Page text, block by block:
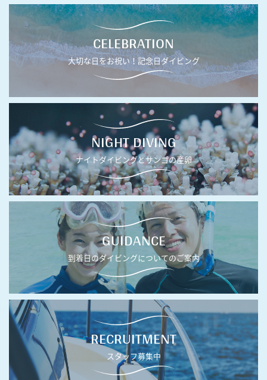
CELEBRATION
大切な日をお祝い！記念日ダイビング
NIGHT DIVING
ナイトダイビングとサンゴの産卵
GUIDANCE
到着日のダイビングについてのご案内
RECRUITMENT
スタッフ募集中